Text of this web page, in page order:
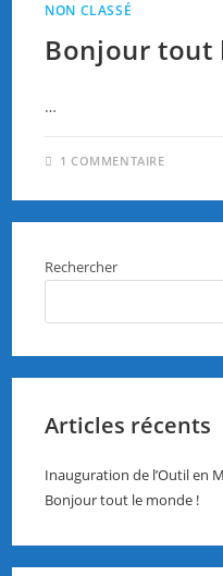
NON CLASSÉ
Bonjour tout
…
1 COMMENTAIRE
Rechercher
Articles récents
Inauguration de l’Outil en
Bonjour tout le monde !